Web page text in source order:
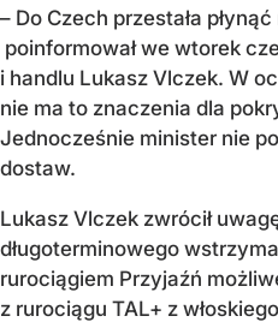
– Do Czech przestała
poinformował we wtorek
i handlu Lukasz Vlczek. W
nie ma to znaczenia dla
Jednocześnie minister nie
dostaw.
Lukasz Vlczek zwrócił
długoterminowego
rurociągiem Przyjaźń
z rurociągu TAL+ z